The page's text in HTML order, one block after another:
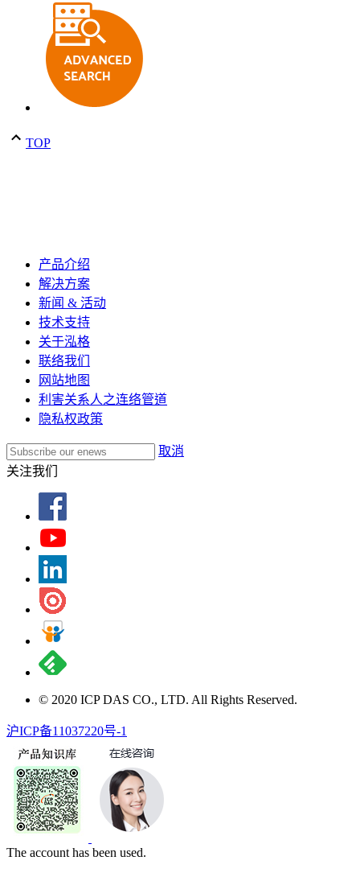
TOP
产品介绍
解决方案
新闻 & 活动
技术支持
关于泓格
联络我们
网站地图
利害关系人之连络管道
隐私权政策
取消
关注我们
© 2020 ICP DAS CO., LTD. All Rights Reserved.
沪ICP备11037220号-1
The account has been used.